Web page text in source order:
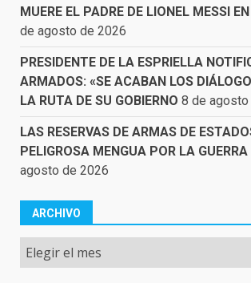
MUERE EL PADRE DE LIONEL MESSI
de agosto de 2026
PRESIDENTE DE LA ESPRIELLA
ARMADOS: «SE ACABAN LOS
LA RUTA DE SU GOBIERNO 8 de
LAS RESERVAS DE ARMAS DE
PELIGROSA MENGUA POR LA GUERRA
agosto de 2026
ARCHIVO
Archivo